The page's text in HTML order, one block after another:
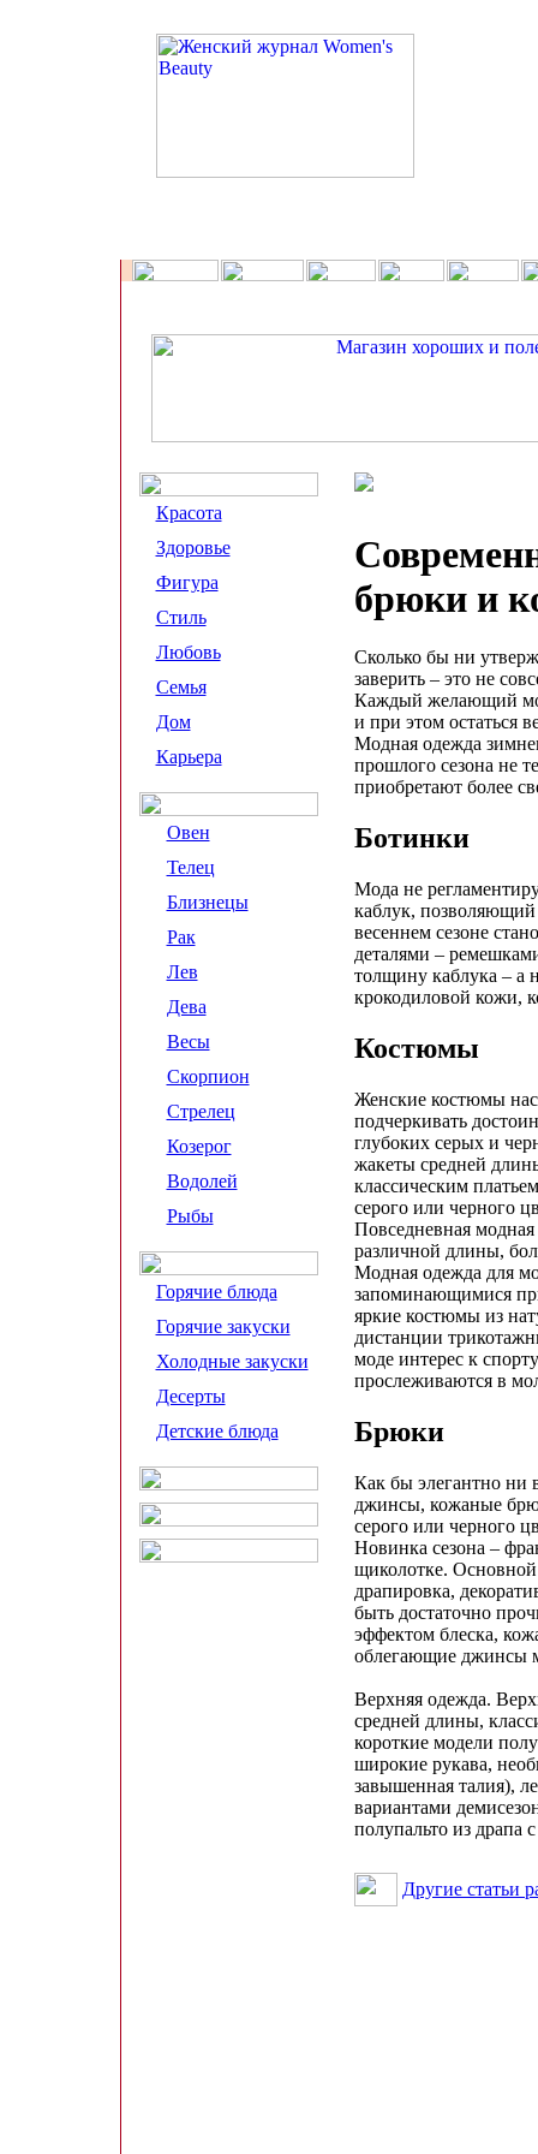
Красота
Здоровье
Фигура
Стиль
Любовь
Семья
Дом
Карьера
Овен
Телец
Близнецы
Рак
Лев
Дева
Весы
Скорпион
Стрелец
Козерог
Водолей
Рыбы
Горячие блюда
Горячие закуски
Холодные закуски
Десерты
Детские блюда
брюки и
Сколько бы ни
заверить – это не
Каждый желающий
и при этом остаться
Модная одежда
прошлого сезона не
приобретают более
Ботинки
Мода не
каблук,
весеннем сезоне
деталями –
толщину каблука – а
крокодиловой кожи,
Костюмы
Женские костюмы
подчеркивать
глубоких серых и
жакеты средней
классическим
серого или черного
Повседневная
различной длины,
Модная одежда для
запоминающимися
яркие костюмы из
дистанции
моде интерес к
прослеживаются в
Брюки
Как бы элегантно ни
джинсы, кожаные
серого или черного
Новинка сезона –
щиколотке.
драпировка,
быть достаточно
эффектом блеска,
облегающие джинсы
Верхняя одежда.
средней длины,
короткие модели
широкие рукава,
завышенная талия),
вариантами
полупальто из драпа
Другие статьи